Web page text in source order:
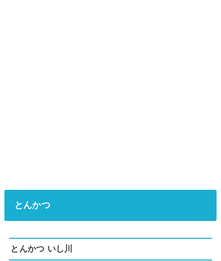
とんかつ
とんかつ いし川